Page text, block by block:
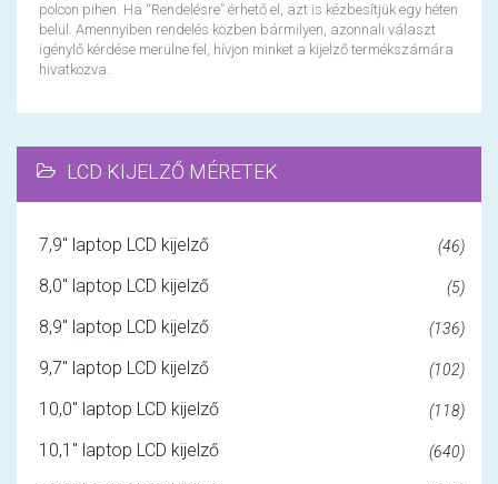
polcon pihen. Ha “Rendelésre” érhető el, azt is kézbesítjük egy héten
belül. Amennyiben rendelés közben bármilyen, azonnali választ
igénylő kérdése merülne fel, hívjon minket a kijelző termékszámára
hivatkozva.
LCD KIJELZŐ MÉRETEK
7,9" laptop LCD kijelző (46)
8,0" laptop LCD kijelző (5)
8,9" laptop LCD kijelző (136)
9,7" laptop LCD kijelző (102)
10,0" laptop LCD kijelző (118)
10,1" laptop LCD kijelző (640)